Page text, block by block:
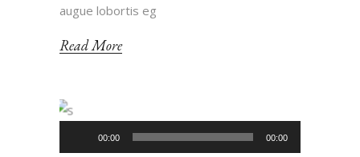
augue lobortis eg
Read More
Player
00:00 00:00